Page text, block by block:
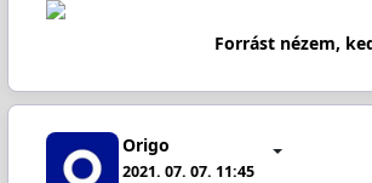
Forrást nézem,
Origo
2021. 07. 07. 11:45